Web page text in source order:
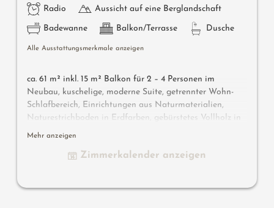
Radio Aussicht auf eine Berglandschaft
Badewanne Balkon/Terrasse Dusche
Alle Ausstattungsmerkmale anzeigen
ca. 61 m² inkl. 15 m² Balkon für 2 – 4 Personen im
Neubau, kuschelige, moderne Suite, getrennter Wohn-
Schlafbereich, Einrichtungen aus Naturmaterialien,
Naturestrichboden in Erdfarben, gebürstetes Vollholz in
heimischer Lärche, grober Spritzputz an der Decke für
Schlafcouch (französisches Maß), Schreibtisch aus Leder,
Mehr anzeigen
Zimmerkalender anzeigen